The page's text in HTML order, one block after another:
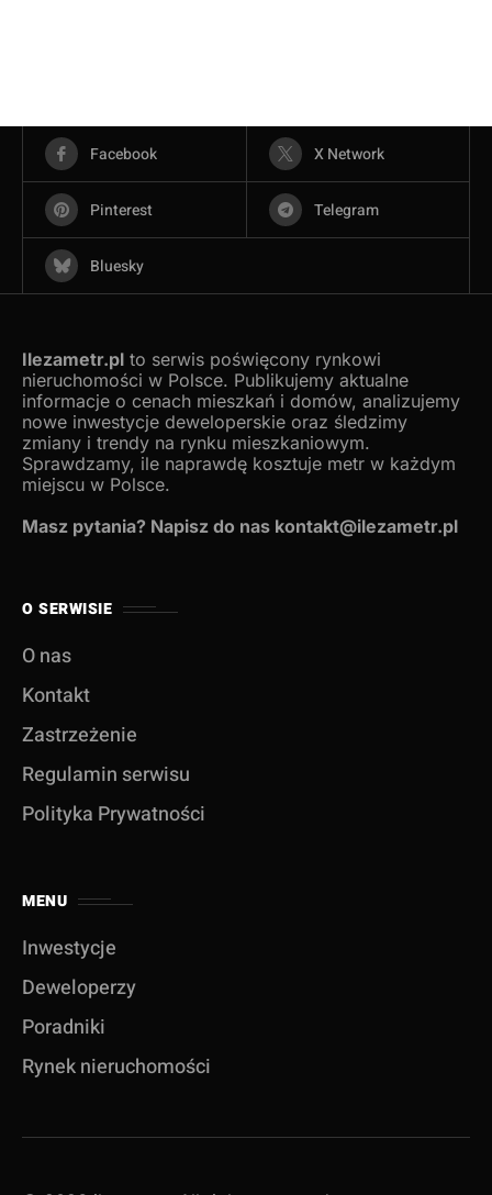
Facebook X Network
Pinterest Telegram
Bluesky
Ilezametr.pl to serwis poświęcony rynkowi
nieruchomości w Polsce. Publikujemy aktualne
informacje o cenach mieszkań i domów, analizujemy
nowe inwestycje deweloperskie oraz śledzimy
zmiany i trendy na rynku mieszkaniowym.
Sprawdzamy, ile naprawdę kosztuje metr w każdym
miejscu w Polsce.
Masz pytania? Napisz do nas kontakt@ilezametr.pl
O SERWISIE
O nas
Kontakt
Zastrzeżenie
Regulamin serwisu
Polityka Prywatności
MENU
Inwestycje
Deweloperzy
Poradniki
Rynek nieruchomości